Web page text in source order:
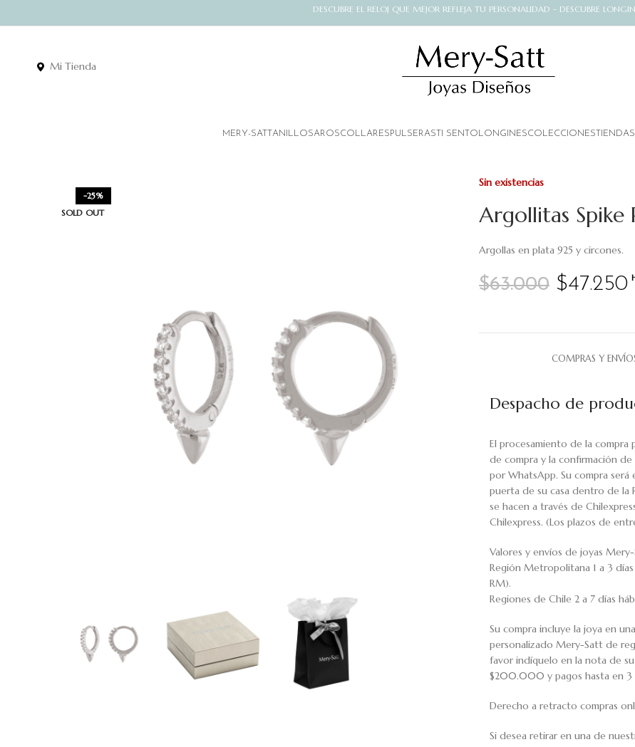
DESCUBRE EL RELOJ QUE MEJOR REFLEJA TU PERSONALIDAD - DESCUBRE
Mi Tienda
MERY-SATTANILLOSAROSCOLLARES PULSERASTI SENTO LONGINESCOLECCIONESTIENDAS
-25%
SOLD OUT
Argollitas Spike
$63.000 $47.250
Argollas en plata 925 y circones.
Sin existencias
COMPRAS Y
Despacho de
El procesamiento de la
de compra y la confirmación
por WhatsApp. Su compra
puerta de su casa dentro de la
se hacen a través de
Chilexpress. (Los plazos de
Valores y envíos de joyas
Región Metropolitana 1 a 3
RM).
Regiones de Chile 2 a 7 días
Su compra incluye la joya en
personalizado Mery-Satt de
favor indíquelo en la nota de
$200.000 y pagos hasta en 3
Derecho a retracto compras
Si desea retirar en una de